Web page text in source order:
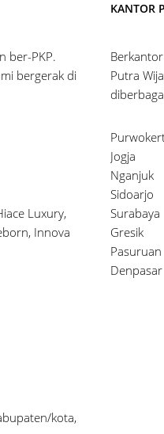
ber-PKP.
bergerak di
Luxury,
Innova
kota,
KANTOR
Putra
Jogja
Nganjuk
Sidoarjo
Surabaya
Gresik
Pasuruan
Denpasar